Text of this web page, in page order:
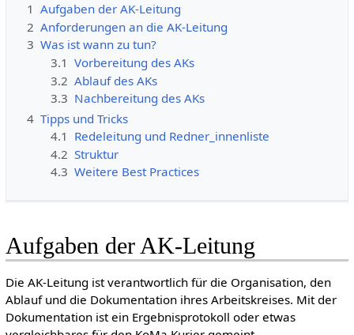
1 Aufgaben der AK-Leitung
2 Anforderungen an die AK-Leitung
3 Was ist wann zu tun?
3.1 Vorbereitung des AKs
3.2 Ablauf des AKs
3.3 Nachbereitung des AKs
4 Tipps und Tricks
4.1 Redeleitung und Redner_innenliste
4.2 Struktur
4.3 Weitere Best Practices
Aufgaben der AK-Leitung
Die AK-Leitung ist verantwortlich für die Organisation, den
Ablauf und die Dokumentation ihres Arbeitskreises. Mit der
Dokumentation ist ein Ergebnisprotokoll oder etwas